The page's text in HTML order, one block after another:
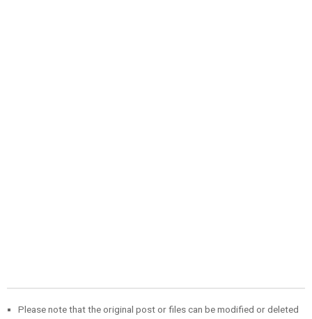
Please note that the original post or files can be modified or deleted